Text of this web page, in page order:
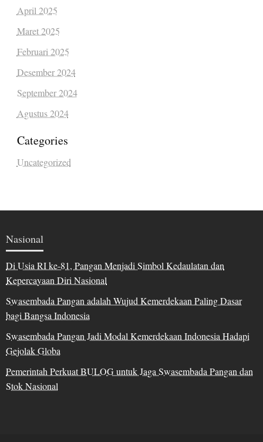
April 2025
Maret 2025
Februari 2025
Desember 2024
September 2024
Agustus 2024
Categories
Uncategorized
Nasional
Di Usia RI ke-81, Pangan Menjadi Simbol Kedaulatan dan
Kepercayaan Diri Nasional
Swasembada Pangan adalah Wujud Kemerdekaan Paling Dasar
bagi Bangsa Indonesia
Swasembada Pangan Jadi Modal Kemerdekaan Indonesia Hadapi
Gejolak Globa
Pemerintah Perkuat BULOG untuk Jaga Swasembada Pangan dan
Stok Nasional